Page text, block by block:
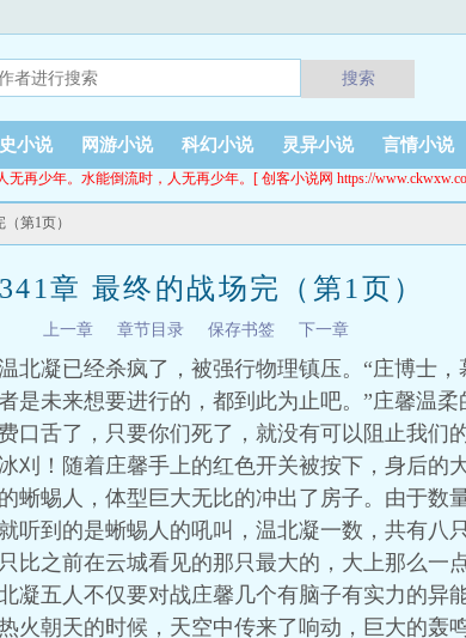
搜索
小说 网游小说 科幻小说 灵异小说 言情小说
无再少年。水能倒流时，人无再少年。[ 创客小说网 https://
第1页）
章 最终的战场完（第1页）
上一章 章节目录 保存书签 下一章
北凝已经杀疯了，被强行物理镇压。“庄博士
是未来想要进行的，都到此为止吧。”庄馨温
口舌了，只要你们死了，就没有可以阻止我们
刈！随着庄馨手上的红色开关被按下，身后的
蜥蜴人，体型巨大无比的冲出了房子。由于数
听到的是蜥蜴人的吼叫，温北凝一数，共有八
比之前在云城看见的那只最大的，大上那么一
凝五人不仅要对战庄馨几个有脑子有实力的异
火朝天的时候，天空中传来了响动，巨大的轰